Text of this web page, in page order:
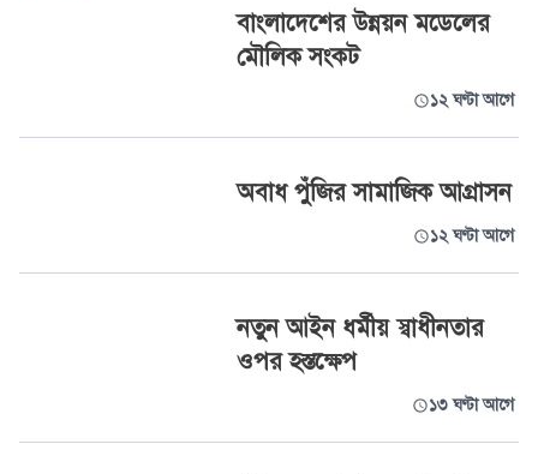
বাংলাদেশের উন্নয়ন মডেলের
মৌলিক সংকট
১২ ঘণ্টা আগে
অবাধ পুঁজির সামাজিক আগ্রাসন
১২ ঘণ্টা আগে
নতুন আইন ধর্মীয় স্বাধীনতার
ওপর হস্তক্ষেপ
১৩ ঘণ্টা আগে